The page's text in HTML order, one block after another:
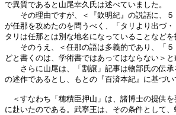
で異質であると山尾幸久氏は述べていました。
その理由ですが、＜『欽明紀』の説話に、５
が任那を攻めたのを問うべく、「タリより出づ
タリは任那とは別な地名になっていることなどを
そのうえ、＜任那の語は多義的であり、「５
どと書くのは、学術書ではあってはならない＞と
さらに山尾は、「割譲」記事は物部氏の伝承
の述作であるとし、もとの『百済本紀』に基づ
＜すなわち「穂積臣押山」は、諸博士の提供
に赴いたのである。武寧王は、その条件として